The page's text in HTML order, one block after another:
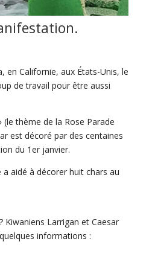
en Californie, aux États-Unis, le
de travail pour être aussi
thème de la Rose Parade
est décoré par des centaines
du 1er janvier.
aidé à décorer huit chars au
Larrigan et Caesar
informations :